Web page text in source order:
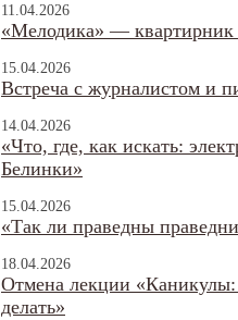
11.04.2026
«Мелодика» — квартирник
15.04.2026
Встреча с журналистом и
14.04.2026
«Что, где, как искать:
Белинки»
15.04.2026
«Так ли праведны
18.04.2026
Отмена лекции «Каникулы:
делать»